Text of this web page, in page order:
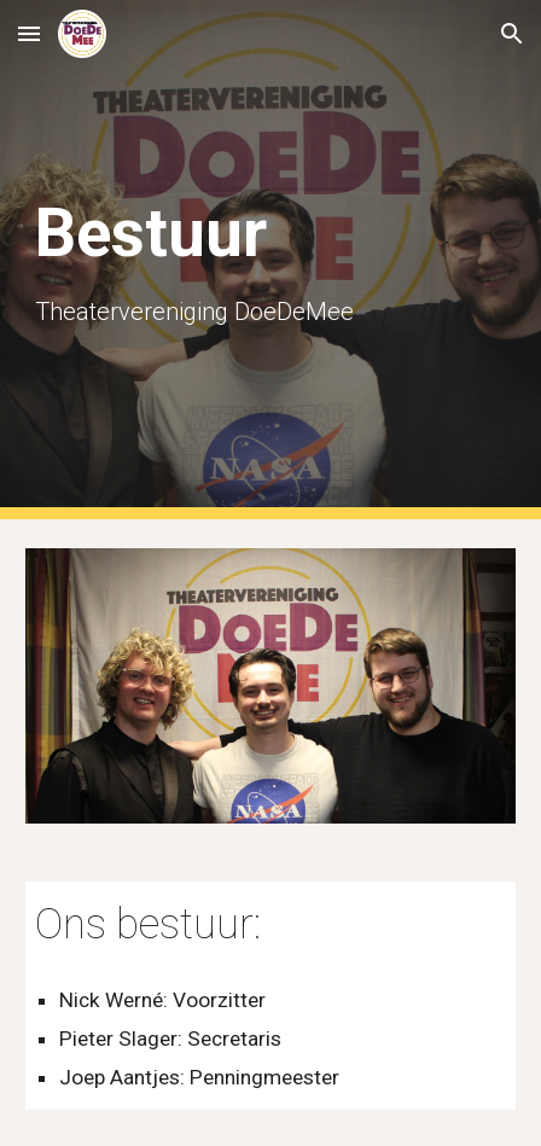
Skip to main content Skip to navigation
Bestuur
Theatervereniging DoeDeMee
Ons bestuur:
Nick Werné: Voorzitter
Pieter Slager: Secretaris
Joep Aantjes: Penningmeester